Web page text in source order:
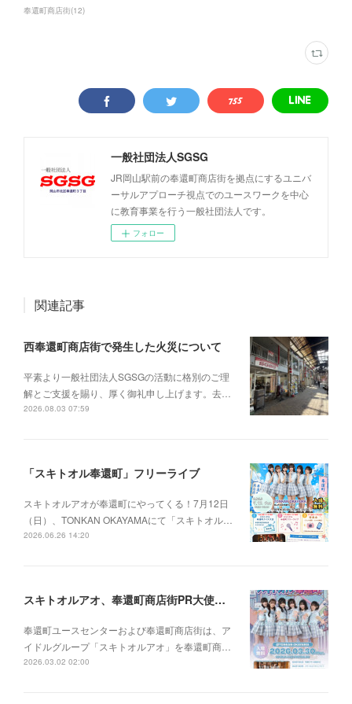
奉還町商店街(12)
一般社団法人SGSG
JR岡山駅前の奉還町商店街を拠点にするユニバ
ーサルアプローチ視点でのユースワークを中心
に教育事業を行う一般社団法人です。
フォロー
関連記事
西奉還町商店街で発生した火災について
平素より一般社団法人SGSGの活動に格別のご理
解とご支援を賜り、厚く御礼申し上げます。去…
2026.08.03 07:59
「スキトオル奉還町」フリーライブ
スキトオルアオが奉還町にやってくる！7月12日
（日）、TONKAN OKAYAMAにて「スキトオル…
2026.06.26 14:20
スキトオルアオ、奉還町商店街PR大使に就任
奉還町ユースセンターおよび奉還町商店街は、ア
イドルグループ「スキトオルアオ」を奉還町商…
2026.03.02 02:00